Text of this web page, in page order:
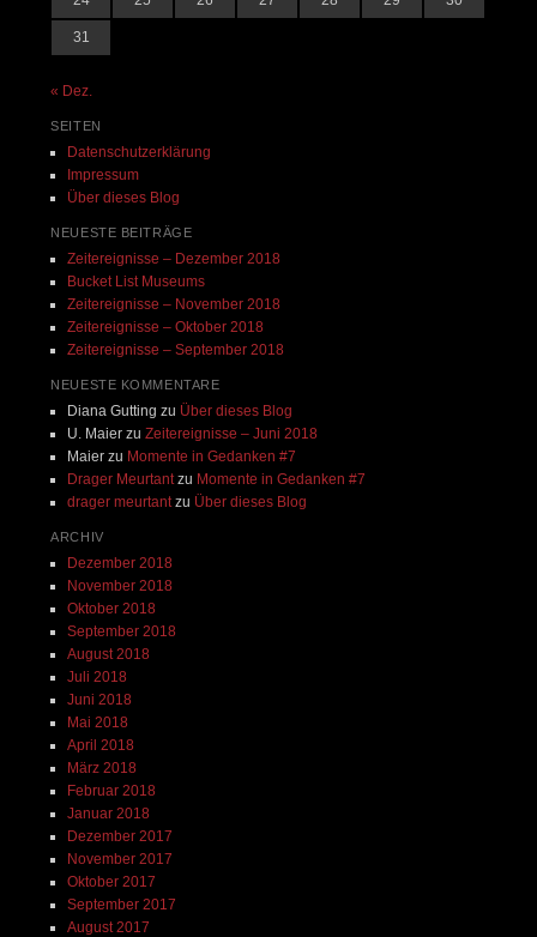
31
« Dez.
SEITEN
Datenschutzerklärung
Impressum
Über dieses Blog
NEUESTE BEITRÄGE
Zeitereignisse – Dezember 2018
Bucket List Museums
Zeitereignisse – November 2018
Zeitereignisse – Oktober 2018
Zeitereignisse – September 2018
NEUESTE KOMMENTARE
Diana Gutting zu Über dieses Blog
U. Maierzu Zeitereignisse – Juni 2018
Maierzu Momente in Gedanken #7
Drager Meurtantzu Momente in Gedanken #7
drager meurtantzu Über dieses Blog
ARCHIV
Dezember 2018
November 2018
Oktober 2018
September 2018
August 2018
Juli 2018
Juni 2018
Mai 2018
April 2018
März 2018
Februar 2018
Januar 2018
Dezember 2017
November 2017
Oktober 2017
September 2017
August 2017